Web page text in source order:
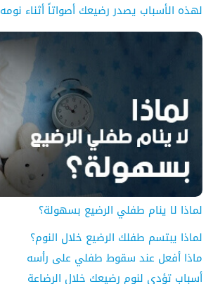
لهذه الأسباب يصدر رضيعك أصواتاً أثناء نومه
لماذا لا ينام طفلي الرضيع بسهولة؟
لماذا يبتسم طفلك الرضيع خلال النوم؟
ماذا أفعل عند سقوط طفلي على رأسه
أسباب تؤدي لنوم رضيعك خلال الرضاعة